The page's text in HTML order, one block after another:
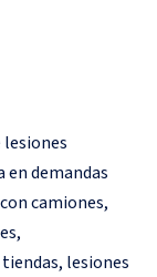
lesiones
en demandas
camiones,
lesiones